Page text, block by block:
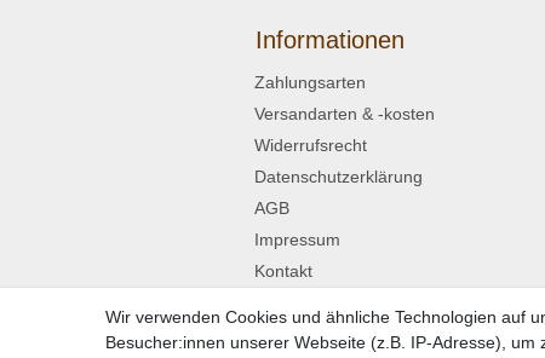
Informationen
Zahlungsarten
Versandarten & -kosten
Widerrufsrecht
Datenschutzerklärung
AGB
Impressum
Kontakt
Widerrufsformular
Wir verwenden Cookies und ähnliche Technologien auf
Besucher:innen unserer Webseite (z.B. IP-Adresse),